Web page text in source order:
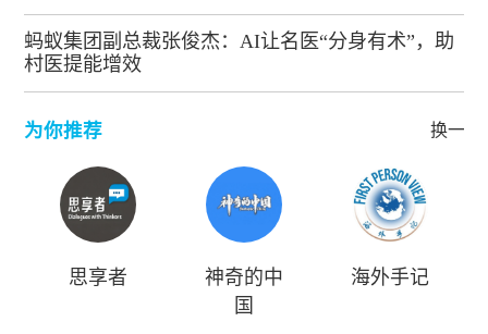
蚂蚁集团副总裁张俊杰：AI让名医“分身有术”，助
村医提能增效
为你推荐 换一批
思享者
神奇的中
国
海外手记